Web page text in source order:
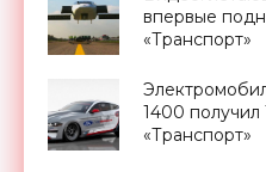
впервые
«Транспорт»
1400 получил
«Транспорт»